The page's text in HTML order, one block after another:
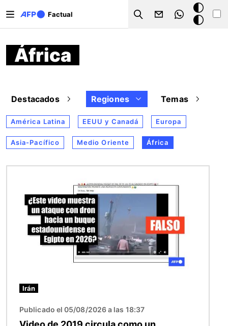
Factual
Search
Modo
oscuro
África
Destacados Regiones Temas
América Latina EEUU y Canadá Europa
Asia-Pacífico Medio Oriente África
Irán
Publicado el 05/08/2026 a las 18:37